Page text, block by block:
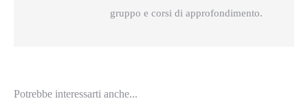
gruppo e corsi di approfondimento.
Potrebbe interessarti anche...